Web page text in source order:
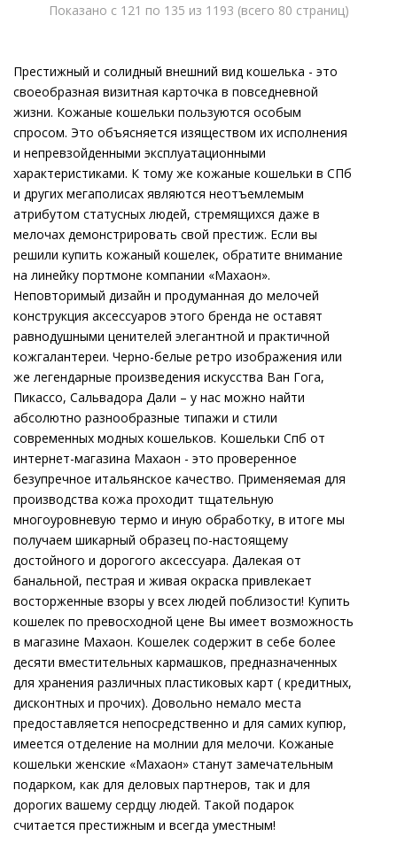
Показано с 121 по 135 из 1193 (всего 80 страниц)
Престижный и солидный внешний вид кошелька - это
своеобразная визитная карточка в повседневной
жизни. Кожаные кошельки пользуются особым
спросом. Это объясняется изяществом их исполнения
и непревзойденными эксплуатационными
характеристиками. К тому же кожаные кошельки в СПб
и других мегаполисах являются неотъемлемым
атрибутом статусных людей, стремящихся даже в
мелочах демонстрировать свой престиж. Если вы
решили купить кожаный кошелек, обратите внимание
на линейку портмоне компании «Махаон».
Неповторимый дизайн и продуманная до мелочей
конструкция аксессуаров этого бренда не оставят
равнодушными ценителей элегантной и практичной
кожгалантереи. Черно-белые ретро изображения или
же легендарные произведения искусства Ван Гога,
Пикассо, Сальвадора Дали – у нас можно найти
абсолютно разнообразные типажи и стили
современных модных кошельков. Кошельки Спб от
интернет-магазина Махаон - это проверенное
безупречное итальянское качество. Применяемая для
производства кожа проходит тщательную
многоуровневую термо и иную обработку, в итоге мы
получаем шикарный образец по-настоящему
достойного и дорогого аксессуара. Далекая от
банальной, пестрая и живая окраска привлекает
восторженные взоры у всех людей поблизости! Купить
кошелек по превосходной цене Вы имеет возможность
в магазине Махаон. Кошелек содержит в себе более
десяти вместительных кармашков, предназначенных
для хранения различных пластиковых карт ( кредитных,
дисконтных и прочих). Довольно немало места
предоставляется непосредственно и для самих купюр,
имеется отделение на молнии для мелочи. Кожаные
кошельки женские «Махаон» станут замечательным
подарком, как для деловых партнеров, так и для
дорогих вашему сердцу людей. Такой подарок
считается престижным и всегда уместным!